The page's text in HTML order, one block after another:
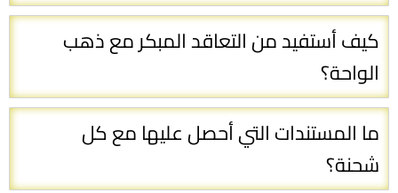
كيف أستفيد من التعاقد المبكر مع ذهب
الواحة؟
ما المستندات التي أحصل عليها مع كل
شحنة؟